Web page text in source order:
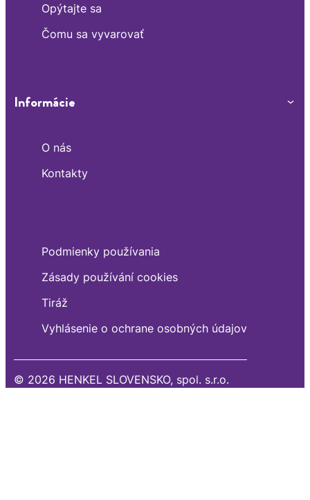
Opýtajte sa
Čomu sa vyvarovať
Informácie
O nás
Kontakty
Podmienky používania
Zásady používání cookies
Tiráž
Vyhlásenie o ochrane osobných údajov
© 2026 HENKEL SLOVENSKO, spol. s.r.o.